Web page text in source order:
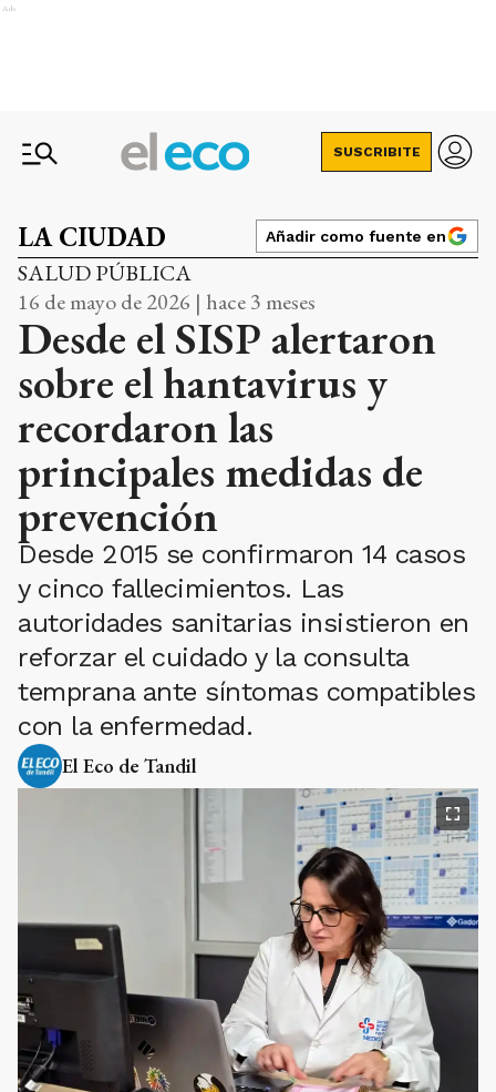
Ads
SUSCRIBITE
LA CIUDAD Añadir como fuente en
SALUD PÚBLICA
16 de mayo de 2026 | hace 3 meses
Desde el SISP alertaron
sobre el hantavirus y
recordaron las
principales medidas de
prevención
Desde 2015 se confirmaron 14 casos
y cinco fallecimientos. Las
autoridades sanitarias insistieron en
reforzar el cuidado y la consulta
temprana ante síntomas compatibles
con la enfermedad.
El Eco de Tandil